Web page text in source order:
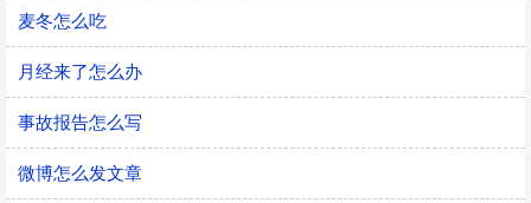
麦冬怎么吃
月经来了怎么办
事故报告怎么写
微博怎么发文章